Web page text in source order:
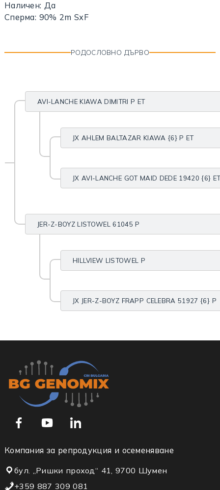
Наличен: Да
Сперма: 90% 2m SxF
РОДОСЛОВНО ДЪРВО
AVI-LANCHE KIAWA DIMITRI P ET
JX AHLEM BALTAZAR KIAWA {6} P ET
JX AVI-LANCHE GOT MAID DEDE 19420 {6}
JER-Z-BOYZ LISTOWEL 61045 P
HILLVIEW LISTOWEL P
JX JER-Z-BOYZ FRAPP CELEBRA 51927 {6} P
Компания за репродукция и осеменяване
бул. „Ришки проход“ 41, 9700 Шумен
+359 887 309 081